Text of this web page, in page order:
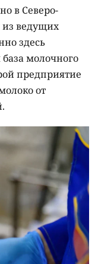
в Северо-
из ведущих
здесь
молочного
предприятие
от